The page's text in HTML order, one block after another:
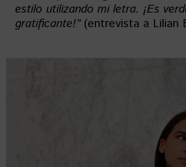
estilo utilizando mi letra. ¡Es
gratificante!”(entrevista a Lilian